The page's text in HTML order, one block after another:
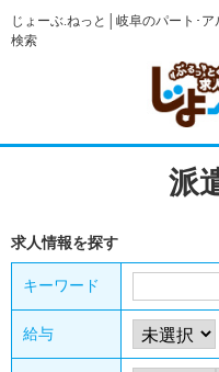
じょーぶ.ねっと│岐阜のパート･ア
検索
派
求人情報を探す
キーワード
給与